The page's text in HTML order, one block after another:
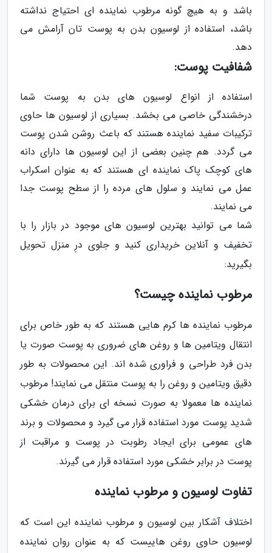
باشد و به هیچ گونه مرطوب نماینده ای احتیاج نداشته
باشد، استفاده از لوسیون بدن به پوست تان آرامش می
دهد.
شفافیت پوست:
استفاده از انواع لوسیون های بدن به پوست شما
درخشندگی خاصی می بخشد. بسیاری از لوسیون ها حاوی
ترکیبات سفید نماینده هستند که باعث روشن شدن پوست
می گردد. هم چنین بعضی از این لوسیون ها دارای دانه
های کوچک پاک نماینده ای هستند که به عنوان اسکراب
عمل می نمایند و سلول های مرده را از سطح پوست جدا
می نمایند.
شما می توانید بهترین لوسیون های موجود در بازار را با
تخفیف و آنلاین خریداری کنید و جلوی درِ منزل تحویل
بگیرید:
مرطوب نماینده چیست؟
مرطوب نماینده ها کرم هایی هستند که به طور خاص برای
انتقال ویتامین ها و روغن های ضروری به پوست صورت یا
بدن فرد طراحی و فراوری شده اند. این محصولات به طور
دقیق ویتامین و روغن را به پوست منتقل می نمایند! مرطوب
نماینده ها معمولا به صورت نسخه ای برای درمان خشکی
شدید پوست مورد استفاده قرار می گیرد و محصولات و برند
های عمومی برای ایجاد رطوبت در پوست و مراقبت از
پوست در برابر خشکی مورد استفاده قرار می گیرند.
تفاوت لوسیون و مرطوب نماینده
اختلاف آشکار بین لوسیون و مرطوب نماینده این است که
لوسیون حاوی روغن هاییست که به عنوان روان نماینده